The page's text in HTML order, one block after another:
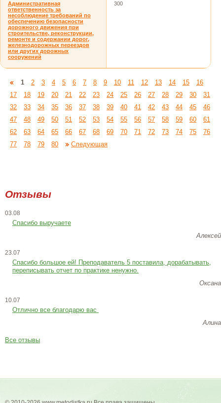
Административная
ответственность за
несоблюдение требований по
обеспечению безопасности
дорожного движения при
строительстве, реконструкции,
ремонте и содержании дорог,
железнодорожных переездов
или других дорожных
сооружений
300
1 2 3 4 5 6 7 8 9 10 11 12 13 14 15
16
17
18 19 20 21 22 23 24 25 26 27 28 29 30
31
32
33 34 35 36 37 38 39 40 41 42 43 44 45
46
47
48 49 50 51 52 53 54 55 56 57 58 59 60
61
62
63 64 65 66 67 68 69 70 71 72 73 74 75
76
77
78 79 80 Следующая
Отзывы
03.08
Спасибо выручаете
Алексей
23.07
Cпасибо большое ей! Преподаватель 5 поставила, дорабатывать,
переписывать отчет по практике ненужно.
Оксана
10.07
Отлично все благодарю вас
Алина
Все отзывы